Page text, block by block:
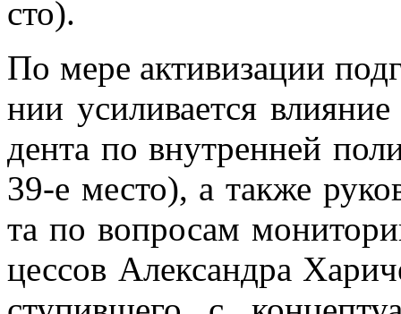
сто).
По мере ак­ти­ви­за­ции
нии уси­ли­ва­ет­ся
ден­та по внут­рен­ней
39-е ме­сто), а та­к­же
та по во­про­сам
цес­сов Алек­сандра